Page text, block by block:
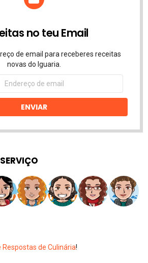
no teu Email
de email para receberes receitas
novas do Iguaria.
ENVIAR
Respostas de Culinária!